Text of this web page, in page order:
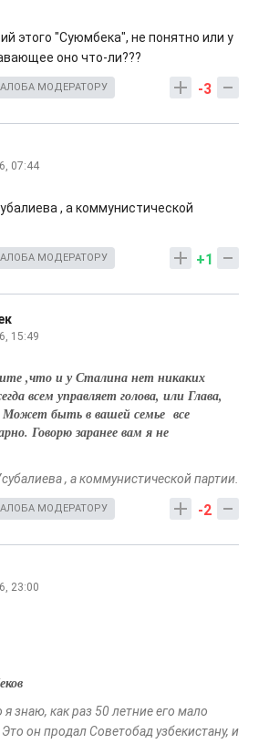
этого "Суюмбека", не понятно или у
оно что-ли???
-3
МОДЕРАТОРУ
07:44
, а коммунистической
+1
МОДЕРАТОРУ
15:49
,что и у Сталина нет никаких
всем управляет голова, или Глава,
Может быть в вашей семье все
Говорю заранее вам я не
, а коммунистической партии.
-2
МОДЕРАТОРУ
23:00
я знаю, как раз 50 летние его мало
он продал Советобад узбекистану, и